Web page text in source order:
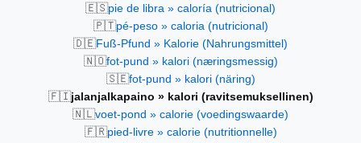
🇪🇸pie de libra » caloría (nutricional)
🇵🇹pé-peso » caloria (nutricional)
🇩🇪Fuß-Pfund » Kalorie (Nahrungsmittel)
🇳🇴fot-pund » kalori (næringsmessig)
🇸🇪fot-pund » kalori (näring)
🇫🇮jalanjalkapaino » kalori (ravitsemuksellinen)
🇳🇱voet-pond » calorie (voedingswaarde)
🇫🇷pied-livre » calorie (nutritionnelle)